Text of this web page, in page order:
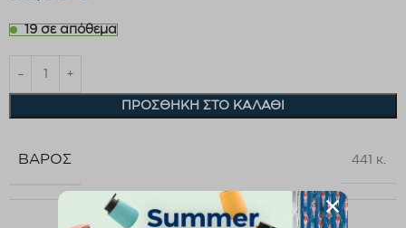
19 σε απόθεμα
ΠΡΟΣΘΉΚΗ ΣΤΟ ΚΑΛΆΘΙ
ΒΆΡΟΣ 441 κ.